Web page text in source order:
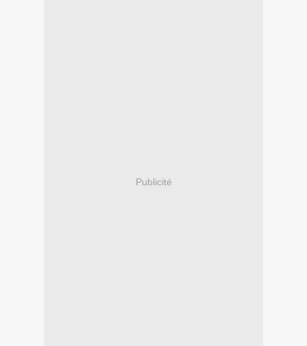
Publicité